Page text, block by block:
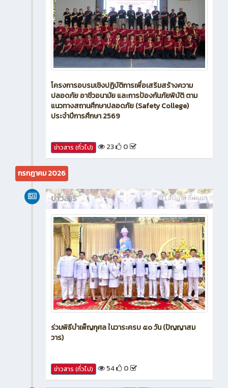
โครงการอบรมเชิงปฏิบัติการเพื่อเสริมสร้างความ
ปลอดภัย อาชีวอนามัย และการป้องกันภัยพิบัติ ตาม
แนวทางสถานศึกษาปลอดภัย (Safety College)
23 0
กรกฎาคม 2026
ข่าวสาร
ร่วมพิธีบำเพ็ญกุศล ในวาระครบ ๕๐ วัน (ปัญญาสม
ข่าวสาร (ทั่วไป) 54 0